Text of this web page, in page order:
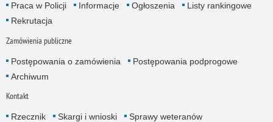
Praca w Policji Informacje Ogłoszenia
Listy rankingowe
Rekrutacja
Zamówienia publiczne
Postępowania o zamówienia
Postępowania podprogowe
Archiwum
Kontakt
Rzecznik Skargi i wnioski Sprawy weteranów